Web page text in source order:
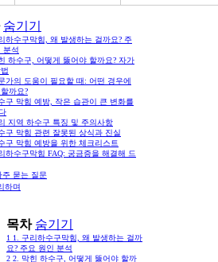
숨기기
하수구막힘, 왜 발생하는 걸까요? 주
분석
하수구, 어떻게 뚫어야 할까요? 자가
가의 도움이 필요할 때: 어떤 경우에
까요?
구 막힘 예방, 작은 습관이 큰 변화를
지역 하수구 특징 및 주의사항
구 막힘 관련 잘못된 상식과 진실
구 막힘 예방을 위한 체크리스트
하수구막힘 FAQ: 궁금증을 해결해 드
주 묻는 질문
하며
목차 숨기기
1 1. 구리하수구막힘, 왜 발생하는 걸까
요? 주요 원인 분석
2 2. 막힌 하수구, 어떻게 뚫어야 할까